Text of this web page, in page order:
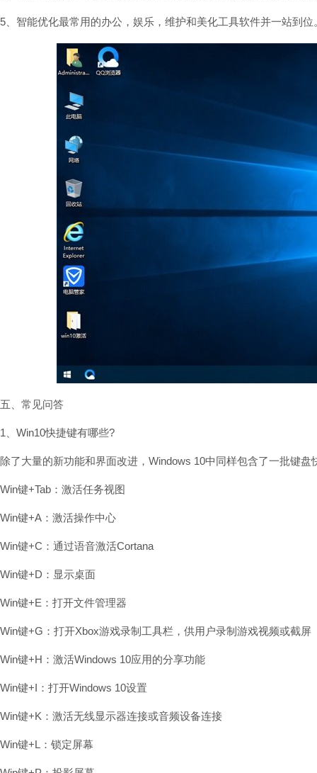
5、智能优化最常用的办公，娱乐，维护和美化工具软件并一站到位
五、常见问答
1、Win10快捷键有哪些?
除了大量的新功能和界面改进，Windows 10中同样包含了一批键
Win键+Tab：激活任务视图
Win键+A：激活操作中心
Win键+C：通过语音激活Cortana
Win键+D：显示桌面
Win键+E：打开文件管理器
Win键+G：打开Xbox游戏录制工具栏，供用户录制游戏视频或截屏
Win键+H：激活Windows 10应用的分享功能
Win键+I：打开Windows 10设置
Win键+K：激活无线显示器连接或音频设备连接
Win键+L：锁定屏幕